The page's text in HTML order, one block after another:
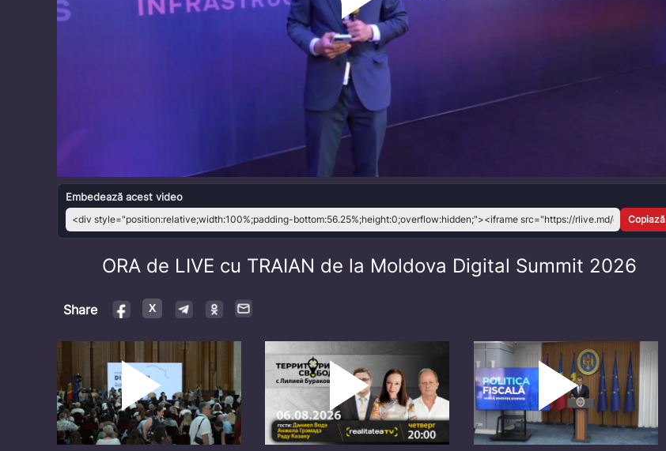
Play
Video
Embedează acest video
Copiază
ORA de LIVE cu TRAIAN de la Moldova Digital Summit 2026
Share